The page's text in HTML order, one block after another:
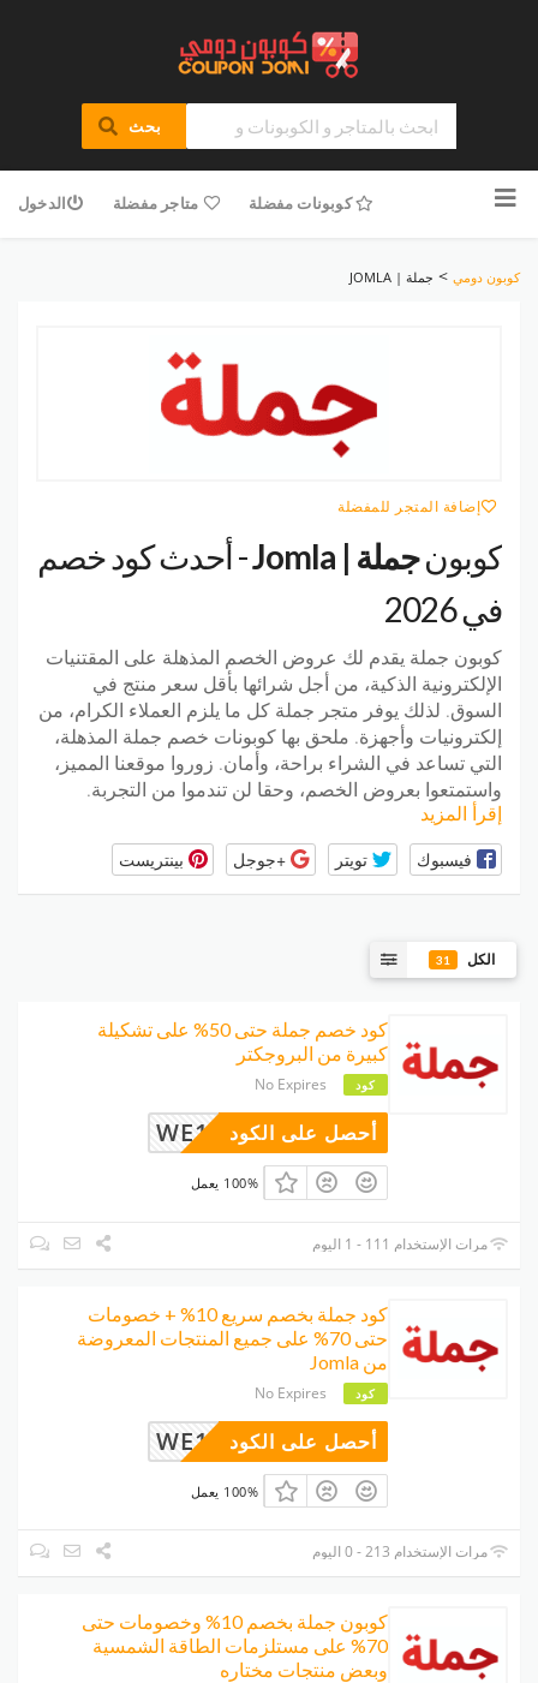
بحث
للمحتوى
كوبونات مفضلة متاجر مفضلة الدخول
كوبون دومي > جملة | JOMLA
إضافة المتجر للمفضلة
كوبونجملة | Jomla
- أحدث كود خصم
في 2026
كوبون جملة يقدم لك عروض الخصم المذهلة على المقتنيات
الإلكترونية الذكية، من أجل شرائها بأقل سعر منتج في
السوق. لذلك يوفر متجر جملة كل ما يلزم العملاء الكرام، من
إلكترونيات وأجهزة. ملحق بها كوبونات خصم جملة المذهلة،
التي تساعد في الشراء براحة، وأمان. زوروا موقعنا المميز،
واستمتعوا بعروض الخصم، وحقا لن تندموا من التجربة.
إقرأ المزيد
فيسبوك تويتر +جوجل بينتريست
الكل 31
كود خصم جملة حتى 50% على تشكيلة
كبيرة من البروجكتر
كود No Expires
WE14 أحصل على الكود
100% يعمل
مرات الإستخدام 111 - 1 اليوم
كود جملة بخصم سريع 10% + خصومات
حتى 70% على جميع المنتجات المعروضة
من Jomla
كود No Expires
WE14 أحصل على الكود
100% يعمل
مرات الإستخدام 213 - 0 اليوم
كوبون جملة بخصم 10% وخصومات حتى
70% على مستلزمات الطاقة الشمسية
وبعض منتجات مختاره